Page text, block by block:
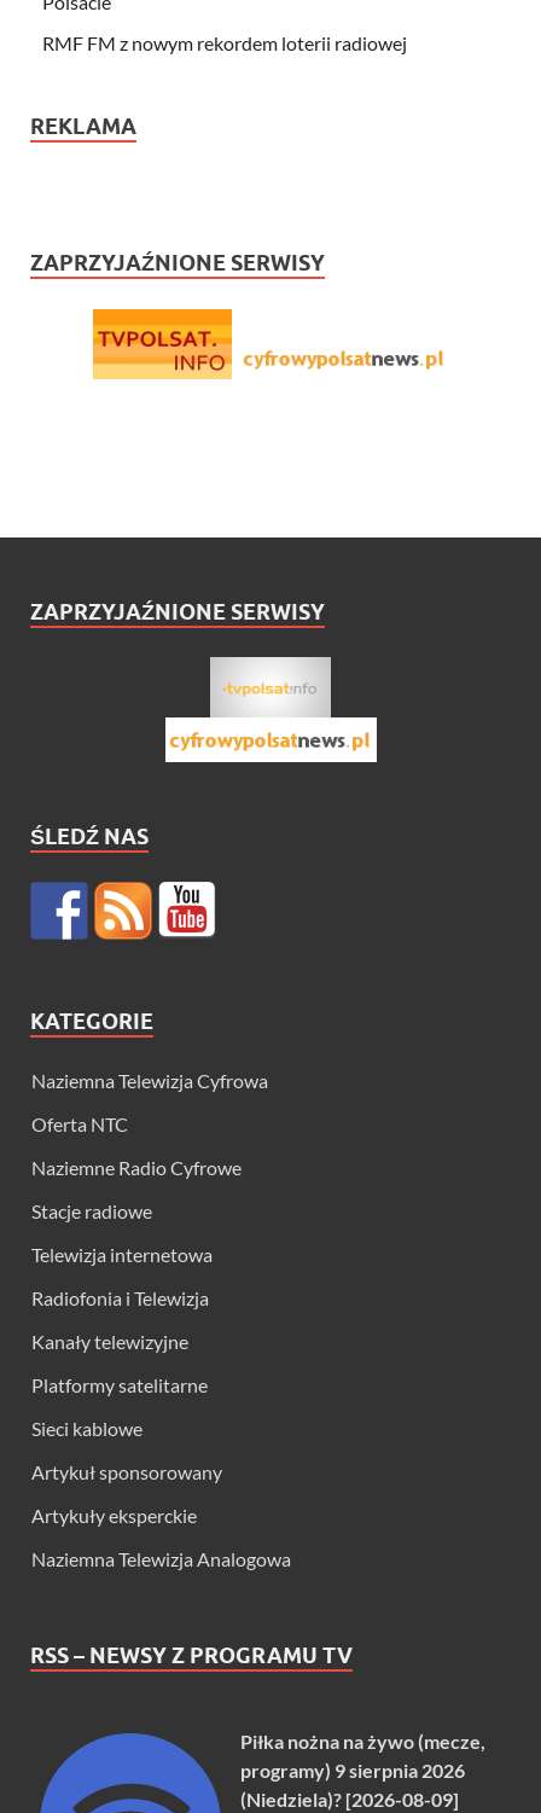
RMF FM z nowym rekordem loterii radiowej
REKLAMA
ZAPRZYJAŹNIONE SERWISY
ZAPRZYJAŹNIONE SERWISY
ŚLEDŹ NAS
KATEGORIE
Naziemna Telewizja Cyfrowa
Oferta NTC
Naziemne Radio Cyfrowe
Stacje radiowe
Telewizja internetowa
Radiofonia i Telewizja
Kanały telewizyjne
Platformy satelitarne
Sieci kablowe
Artykuł sponsorowany
Artykuły eksperckie
Naziemna Telewizja Analogowa
RSS – NEWSY Z PROGRAMU TV
Piłka nożna na żywo (mecze,
programy) 9 sierpnia 2026
(Niedziela)? [2026-08-09]